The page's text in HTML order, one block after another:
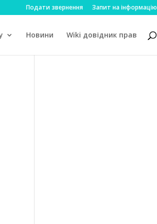
Подати звернення Запит на інформацію
Новини Wiki довідник прав